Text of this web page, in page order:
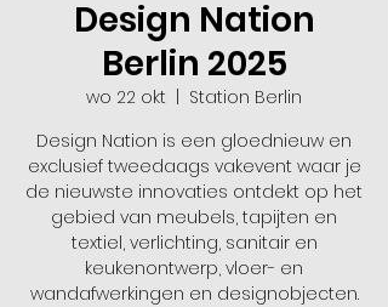
Design Nation
Berlin 2025
wo 22 okt
Station Berlin
Design Nation is een gloednieuw en
exclusief tweedaags vakevent waar je
de nieuwste innovaties ontdekt op het
gebied van meubels, tapijten en
textiel, verlichting, sanitair en
keukenontwerp, vloer- en
wandafwerkingen en designobjecten.